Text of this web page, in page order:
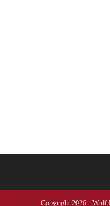
Copyright 2026 - Wulf